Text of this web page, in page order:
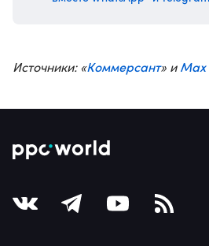
Источники: «Коммерсант» иMax